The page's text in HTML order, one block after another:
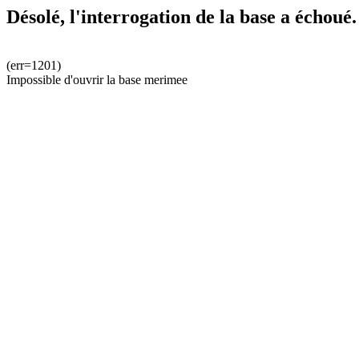
Désolé, l'interrogation de la base a échoué.
(err=1201)
Impossible d'ouvrir la base merimee